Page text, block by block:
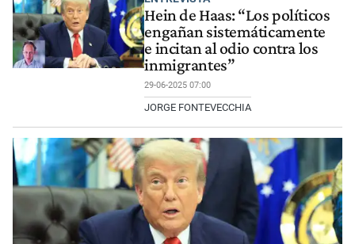
Hein de Haas: “Los políticos
engañan sistemáticamente
e incitan al odio contra los
inmigrantes”
29-06-2025 07:00
JORGE FONTEVECCHIA